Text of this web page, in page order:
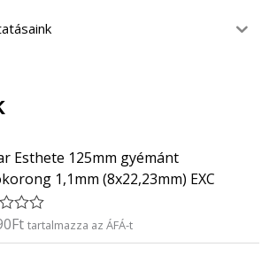
Esthete 125mm gyémánt
1,1mm (8x22,23mm) EXC
Ft tartalmazza az ÁFÁ-t